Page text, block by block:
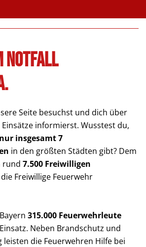
Notfall
Seite besuchst und dich über
informierst. Wusstest du,
nur insgesamt 7
in den größten Städten gibt? Dem
rund 7.500 Freiwilligen
Freiwillige Feuerwehr
315.000 Feuerwehrleute
Neben Brandschutz und
die Feuerwehren Hilfe bei